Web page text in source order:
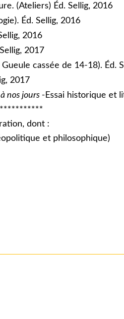
(Ateliers) Éd. Sellig, 2016
Éd. Sellig, 2016
2016
2017
cassée de 14-18). Éd.
2017
nos jours -Essai historique et
dont :
et philosophique)